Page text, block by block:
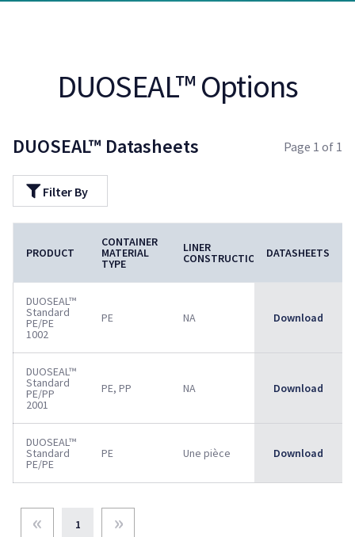
DUOSEAL™ Options
DUOSEAL™ Datasheets Page 1 of 1
Filter By
PRODUCT
CONTAINER
MATERIAL
TYPE
LINER
CONSTRUCTION
REMOVAL
DATASHEETS
DUOSEAL™
Standard
PE/PE
1002
PE NA NA
Download
DUOSEAL™
Standard
PE/PP
2001
PE, PP NA NA
Download
DUOSEAL™
Standard
PE/PE
PE Une pièce Témoin
Download
« 1 »